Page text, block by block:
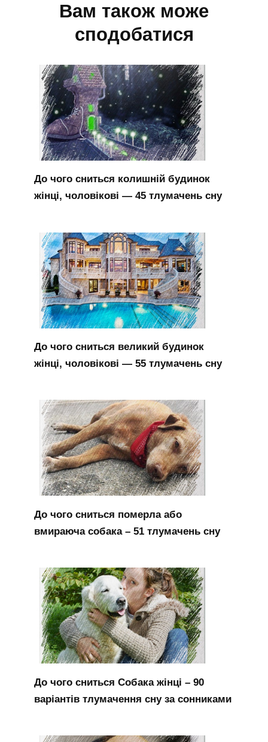
Вам також може
сподобатися
До чого сниться колишній будинок
жінці, чоловікові — 45 тлумачень сну
До чого сниться великий будинок
жінці, чоловікові — 55 тлумачень сну
До чого сниться померла або
вмираюча собака – 51 тлумачень сну
До чого сниться Собака жінці – 90
варіантів тлумачення сну за сонниками